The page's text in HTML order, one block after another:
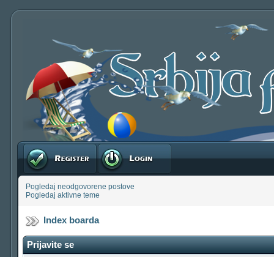
Registruj se Prijavite se
Pogledaj neodgovorene postove
Pogledaj aktivne teme
Index boarda
Prijavite se